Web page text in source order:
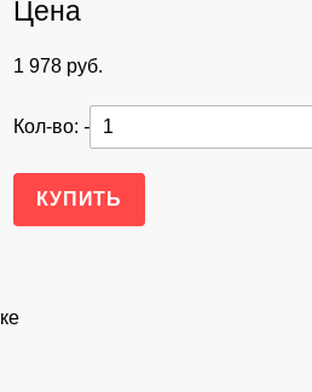
Цена
1 978 руб.
Кол-во: -